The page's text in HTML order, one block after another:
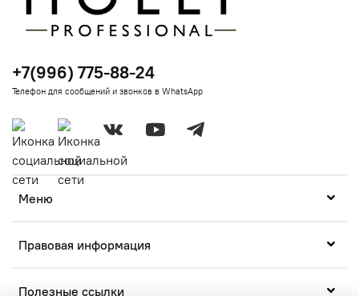
Меню
Правовая информация
Полезные ссылки
+7(996) 775-88-24
Телефон для сообщений и звонков в WhatsApp